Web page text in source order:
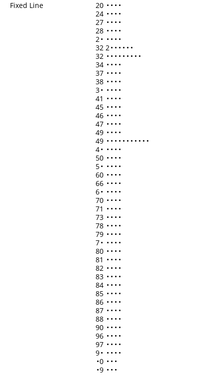
Fixed Line
20 • • • •
24 • • • •
27 • • • •
28 • • • •
2• • • • •
32 2• • • • • •
32 • • • • • • • • •
34 • • • •
37 • • • •
38 • • • •
3• • • • •
41 • • • •
45 • • • •
46 • • • •
47 • • • •
49 • • • •
49 • • • • • • • • • • •
4• • • • •
50 • • • •
5• • • • •
60 • • • •
66 • • • •
6• • • • •
70 • • • •
71 • • • •
73 • • • •
78 • • • •
79 • • • •
7• • • • •
80 • • • •
81 • • • •
82 • • • •
83 • • • •
84 • • • •
85 • • • •
86 • • • •
87 • • • •
88 • • • •
90 • • • •
96 • • • •
97 • • • •
9• • • • •
•0 • • •
•9 • • •